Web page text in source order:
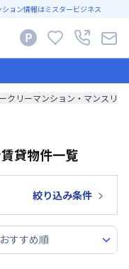
ョン情報はミスタービジネス
クリーマンション・マンスリ
貸物件一覧
絞り込み条件